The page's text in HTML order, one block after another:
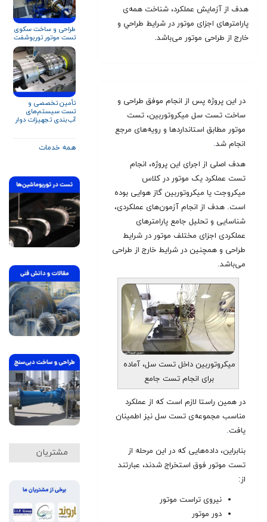
هدف از آزمايش عملکرد، شناخت همه‌ی
پارامترهای اجزای موتور در شرايط طراحي و
خارج از طراحی موتور می‌باشد.
در این پروژه پس از انجام موفق طراحی و
ساخت تست سل میکروتوربین، تست
موتور مطابق استانداردها و رویه‌های مرجع
انجام شد.
هدف اصلی از اجرای این پروژه، انجام
تست عملکرد یک موتور در کلاس
میکروجت یا میکروتوربین گاز هوایی بوده
است. هدف از انجام آزمون‌های عملکردی،
شناسایی و تحلیل جامع پارامترهای
عملکردی اجزای مختلف موتور در شرایط
طراحی و همچنین در شرایط خارج از طراحی
می‌باشد.
میکروتوربین داخل تست سل، آماده
برای انجام تست جامع
در همين راستا لازم است که از عملکرد
مناسب مجموعه‌ی تست سل نيز اطمينان
يافت.
بنابراين، داده‌هایی که در اين مرحله از
تست موتور فوق استخراج شدند، عبارتند
از:
نيروی تراست موتور
دور موتور
طراحی و ساخت سکوی
تست موتور توربوشفت
تأمین تخصصی و
تست سیستم‌های
آب‌بندی تجهیزات دوار
همه خدمات
مشتریان